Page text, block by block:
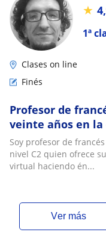
1ª
★
Clases on line
Finés
Profesor de
veinte años en la
francesa,
necesarias para
académicos de
Soy profesor de
nivel C2 quien ofrece
virtual haciendo én...
ver más